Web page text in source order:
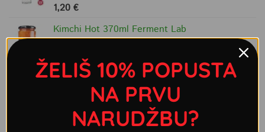
Ocjenjeno
1,20 €
Kimchi Hot 370ml Ferment Lab
Sweet Baby Ray's Original BBQ umak 510g
ŽELIŠ 10% POPUSTA
NA PRVU
NARUDŽBU?